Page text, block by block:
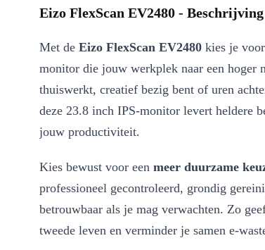
Eizo FlexScan EV2480 - Beschrijving
Met de Eizo FlexScan EV2480 kies je
monitor die jouw werkplek naar een hoger
thuiswerkt, creatief bezig bent of uren
deze 23.8 inch IPS-monitor levert heldere
jouw productiviteit.
Kies bewust voor een meer duurzame
professioneel gecontroleerd, grondig
betrouwbaar als je mag verwachten. Zo
tweede leven en verminder je samen e-